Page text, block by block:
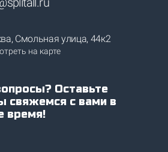
Смольная улица, 44к2
Оставьте
свяжемся с вами в
время!
на карте